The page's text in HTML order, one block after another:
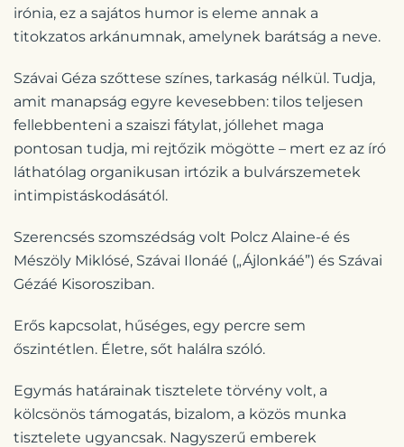
irónia, ez a sajátos humor is eleme annak a
titokzatos arkánumnak, amelynek barátság a neve.
Szávai Géza szőttese színes, tarkaság nélkül. Tudja,
amit manapság egyre kevesebben: tilos teljesen
fellebbenteni a szaiszi fátylat, jóllehet maga
pontosan tudja, mi rejtőzik mögötte – mert ez az író
láthatólag organikusan irtózik a bulvárszemetek
intimpistáskodásától.
Szerencsés szomszédság volt Polcz Alaine-é és
Mészöly Miklósé, Szávai Ilonáé („Ájlonkáé”) és Szávai
Gézáé Kisorosziban.
Erős kapcsolat, hűséges, egy percre sem
őszintétlen. Életre, sőt halálra szóló.
Egymás határainak tisztelete törvény volt, a
kölcsönös támogatás, bizalom, a közös munka
tisztelete ugyancsak. Nagyszerű emberek